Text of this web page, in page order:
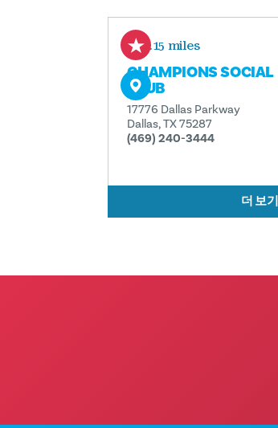
2.15 miles
CHAMPIONS SOCIAL
CLUB
17776 Dallas Parkway
Dallas, TX 75287
(469) 240-3444
더 보기